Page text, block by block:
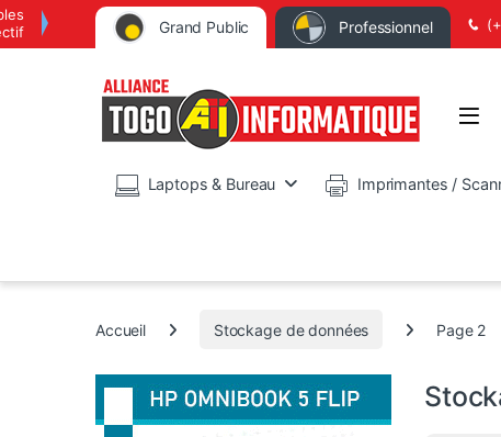
Grand Public Professionnel
Open
Laptops & Bureau Imprimantes /
Accueil Stockage de données Page 2